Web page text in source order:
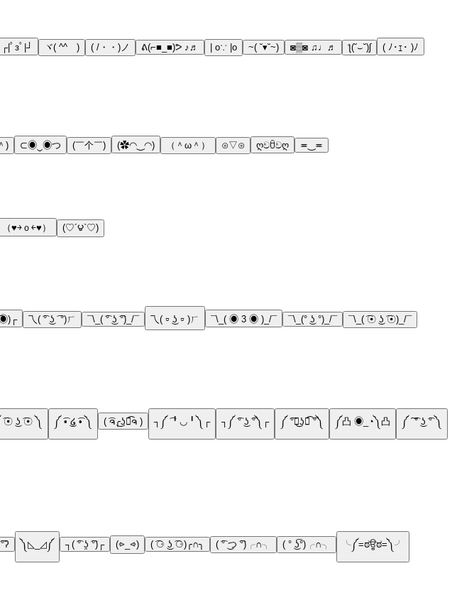
┌|ﾟзﾟ|┘ ヾ( ^^ゞ) ( /・・)ノ ᕕ(⌐■_■)ᕗ ♪♬ | o∵ |o ~( ˘▾˘~) ◙▒◙ ♫♩♬ ƪ(˘⌣˘)ʃ
( ﾉ･ｪ･ )ﾉ
) ⊂◉‿◉つ (￣个￣) (✿◠‿◠) （＾ω＾） ⊙▽⊙ ღවꇳවღ ≖‿≖
（♥￫ｏ￩♥） (♡´౪`♡)
乁( ͡° ͜ʖ ͡ °)ㄏ ¯\_( ͡° ͜ʖ ͡°)_/¯ 乁( ⏒ ͜ʖ ⏒ )ㄏ ¯\_( ◉ 3 ◉ )_/¯ ¯\_(° ͜ʖ °)_/¯
¯\_( ͡☉ ͜ʖ ͡☉)_/¯
͡☉ ͜ʖ ͡☉ ༽ ༼ ͡• ͜໒ ͡• ༽ ( ͡ຈ╭͜ʖ╮͡ຈ ) ┐༼ ͡╹◡╹༽┌ ┐༼ ͡° ͜ʖ ͡°༽┌ ༼ ͡°╭͜ʖ╮͡ ͡°༽ ༼凸 ◉_◔༽凸 ༼ ͠ ͡° ͜ʖ ͡° ༽
༽◺_◿༼ ┐( ͡° ʖ̯ ͡°)┌ (⩺_⩹) ( ͡⚆ ͜ʖ ͡⚆)╭∩╮ ( ͡° ͜つ ͡°)╭∩╮ ( ° ͜ʖ͡°)╭∩╮ ╰༼=ಠਊಠ=༽╯